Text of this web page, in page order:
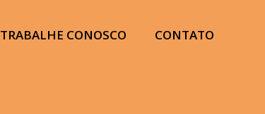
TRABALHE CONOSCO CONTATO